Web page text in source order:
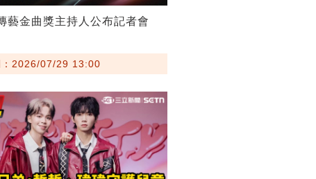
藝金曲獎主持人公布記者會
：2026/07/29 13:00